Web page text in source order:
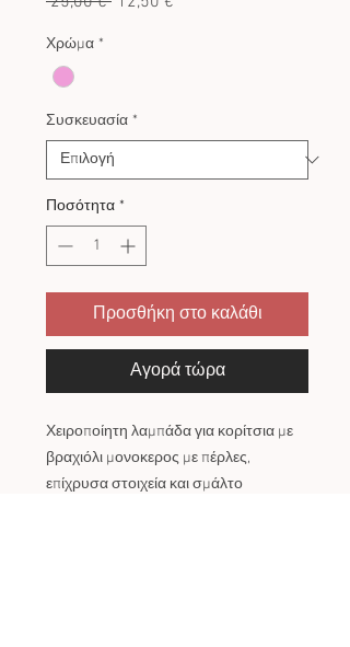
Χρώμα *
Συσκευασία *
Ποσότητα *
Προσθήκη στο καλάθι
Αγορά τώρα
Χειροποίητη λαμπάδα για κορίτσια με
βραχιόλι μονοκερος με πέρλες,
επίχρυσα στοιχεία και σμάλτο